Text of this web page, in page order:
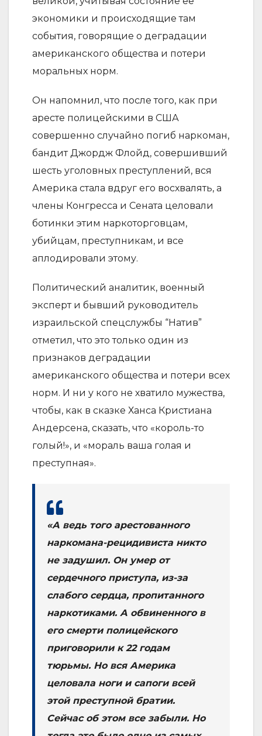
экономики и происходящие там
события, говорящие о деградации
американского общества и потери
моральных норм.
Он напомнил, что после того, как при
аресте полицейскими в США
совершенно случайно погиб наркоман,
бандит Джордж Флойд, совершивший
шесть уголовных преступлений, вся
Америка стала вдруг его восхвалять, а
члены Конгресса и Сената целовали
ботинки этим наркоторговцам,
убийцам, преступникам, и все
аплодировали этому.
Политический аналитик, военный
эксперт и бывший руководитель
израильской спецслужбы “Натив”
отметил, что это только один из
признаков деградации
американского общества и потери всех
норм. И ни у кого не хватило мужества,
чтобы, как в сказке Ханса Кристиана
Андерсена, сказать, что «король-то
голый!», и «мораль ваша голая и
преступная».
«А ведь того арестованного
наркомана-рецидивиста никто
не задушил. Он умер от
сердечного приступа, из-за
слабого сердца, пропитанного
наркотиками. А обвиненного в
его смерти полицейского
приговорили к 22 годам
тюрьмы. Но вся Америка
целовала ноги и сапоги всей
этой преступной братии.
Сейчас об этом все забыли. Но